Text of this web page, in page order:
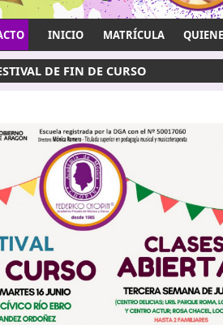
INICIO MATRÍCULA
DE FIN DE CURSO